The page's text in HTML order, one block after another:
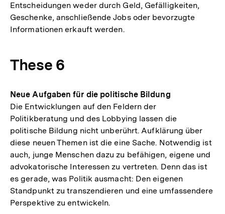
Entscheidungen weder durch Geld, Gefälligkeiten,
Geschenke, anschließende Jobs oder bevorzugte
Informationen erkauft werden.
These 6
Neue Aufgaben für die politische Bildung
Die Entwicklungen auf den Feldern der
Politikberatung und des Lobbying lassen die
politische Bildung nicht unberührt. Aufklärung über
diese neuen Themen ist die eine Sache. Notwendig ist
auch, junge Menschen dazu zu befähigen, eigene und
advokatorische Interessen zu vertreten. Denn das ist
es gerade, was Politik ausmacht: Den eigenen
Standpunkt zu transzendieren und eine umfassendere
Perspektive zu entwickeln.